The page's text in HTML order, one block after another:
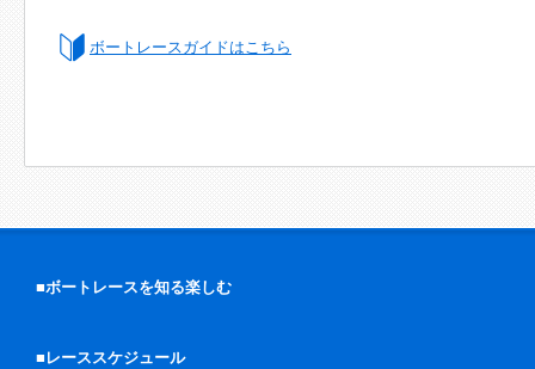
ボートレースガイドはこちら
■ボートレースを知る楽しむ
■レーススケジュール